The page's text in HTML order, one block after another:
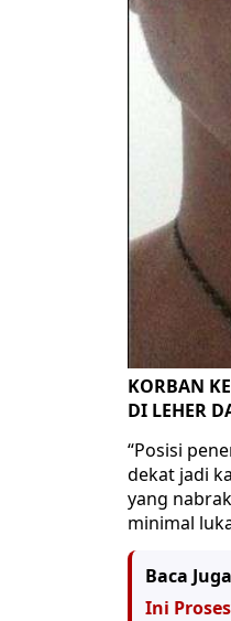
KORBAN
DI LEHER
“Posisi
dekat jadi
yang
minimal
Baca
Ini